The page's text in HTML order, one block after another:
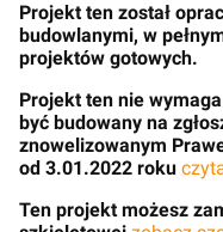
Projekt ten został
budowlanymi, w
projektów gotowych.
Projekt ten nie
być budowany na
znowelizowanym
od 3.01.2022 roku
Ten projekt możesz